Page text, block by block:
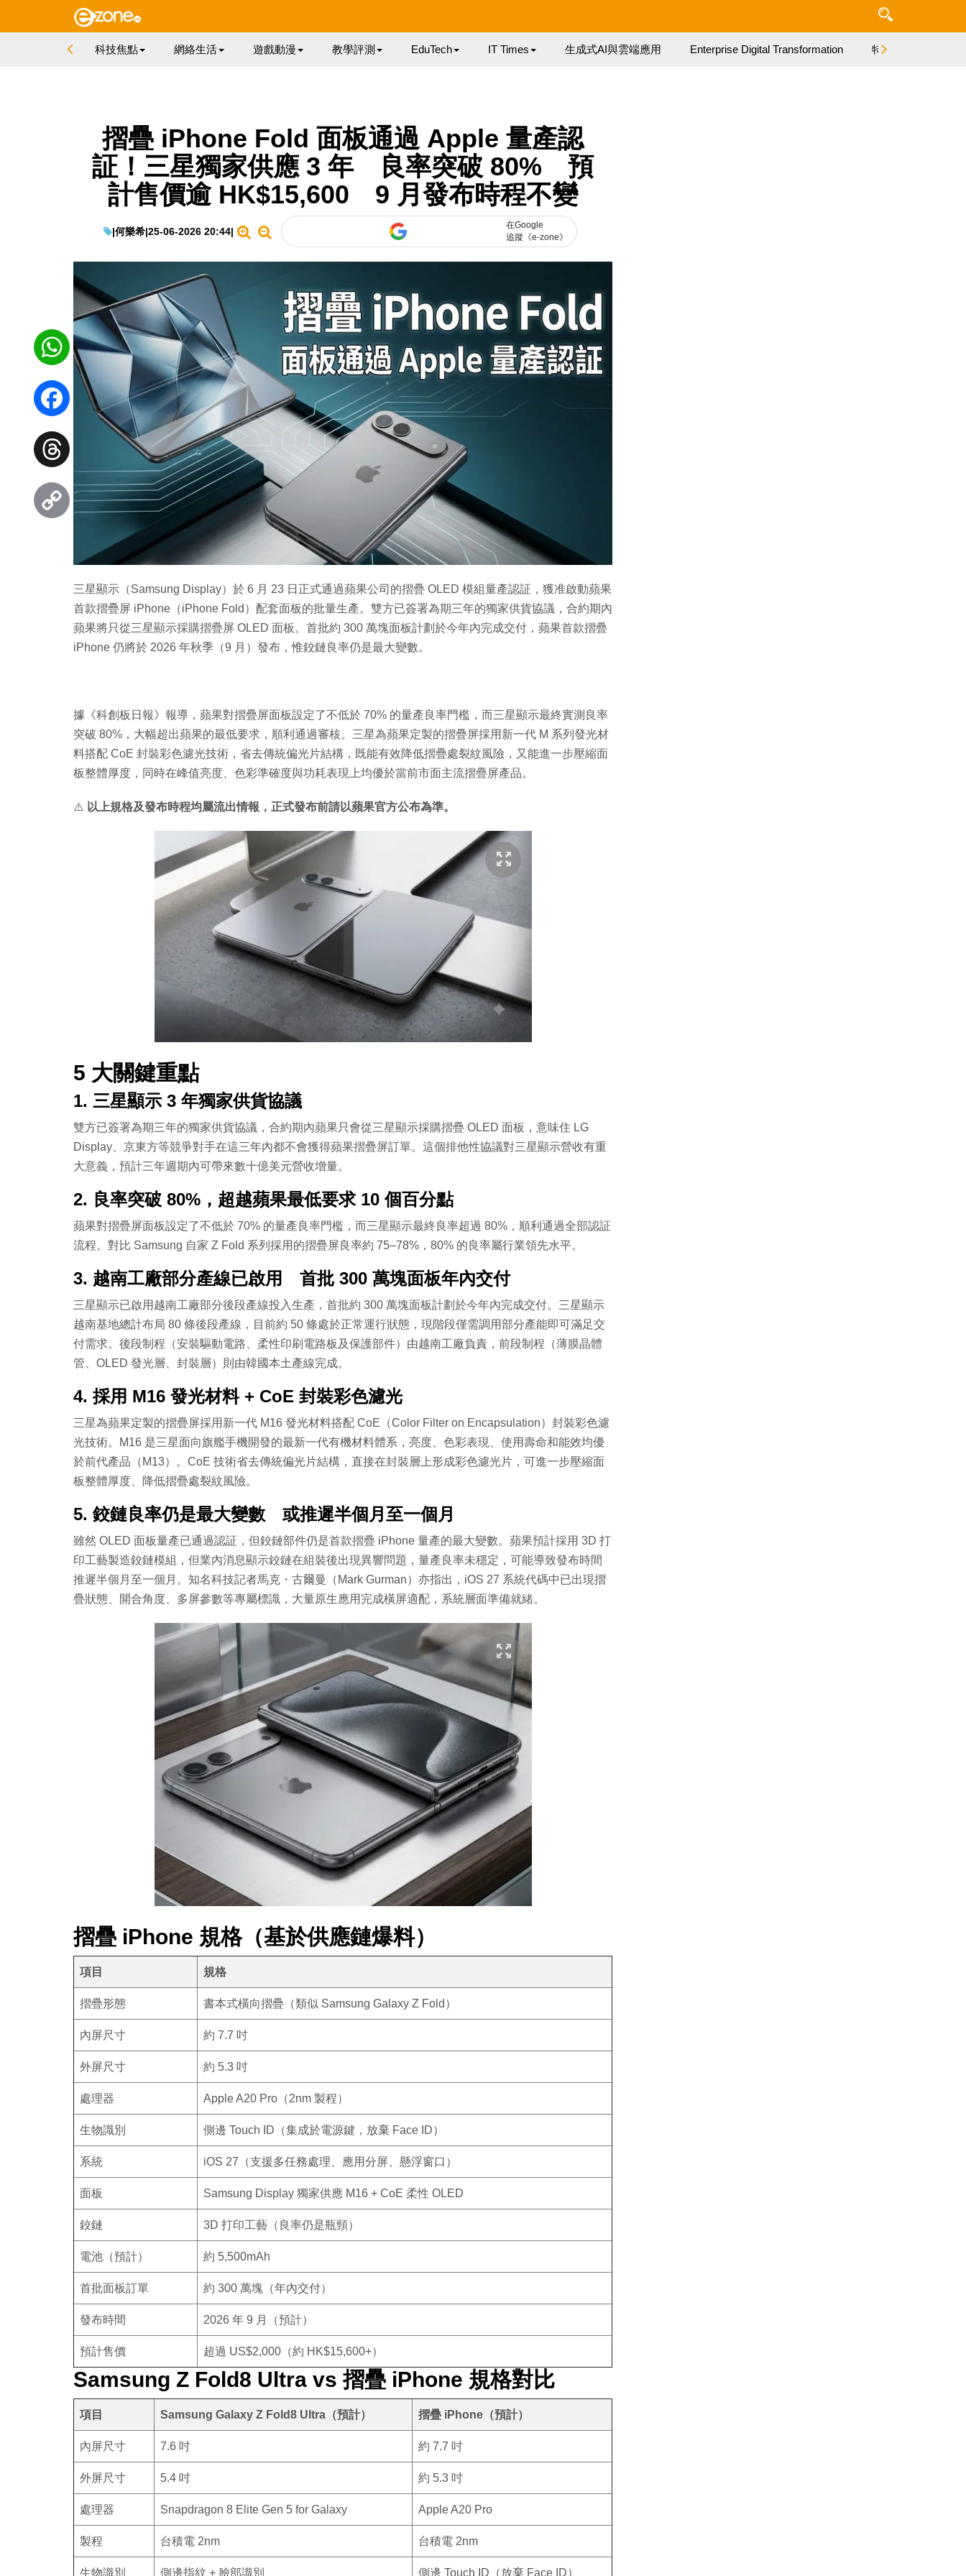
科技焦點 網絡生活 遊戲動漫 教學評測 EduTech IT Times 生成式AI與雲端應用 Enterprise Digital Transformation 特集
摺疊 iPhone Fold 面板通過 Apple 量產認
証！三星獨家供應 3 年 良率突破 80% 預
計售價逾 HK$15,600 9 月發布時程不變
|何樂希|25-06-2026 20:44|
在Google
追蹤《e-zone》
三星顯示（Samsung Display）於 6 月 23 日正式通過蘋果公司的摺疊 OLED 模組量產認証，獲准啟動蘋果
首款摺疊屏 iPhone（iPhone Fold）配套面板的批量生產。雙方已簽署為期三年的獨家供貨協議，合約期內
蘋果將只從三星顯示採購摺疊屏 OLED 面板。首批約 300 萬塊面板計劃於今年內完成交付，蘋果首款摺疊
iPhone 仍將於 2026 年秋季（9 月）發布，惟鉸鏈良率仍是最大變數。
據《科創板日報》報導，蘋果對摺疊屏面板設定了不低於 70% 的量產良率門檻，而三星顯示最終實測良率
突破 80%，大幅超出蘋果的最低要求，順利通過審核。三星為蘋果定製的摺疊屏採用新一代 M 系列發光材
料搭配 CoE 封裝彩色濾光技術，省去傳統偏光片結構，既能有效降低摺疊處裂紋風險，又能進一步壓縮面
板整體厚度，同時在峰值亮度、色彩準確度與功耗表現上均優於當前市面主流摺疊屏產品。
⚠️ 以上規格及發布時程均屬流出情報，正式發布前請以蘋果官方公布為準。
5 大關鍵重點
1. 三星顯示 3 年獨家供貨協議
雙方已簽署為期三年的獨家供貨協議，合約期內蘋果只會從三星顯示採購摺疊 OLED 面板，意味住 LG
Display、京東方等競爭對手在這三年內都不會獲得蘋果摺疊屏訂單。這個排他性協議對三星顯示營收有重
大意義，預計三年週期內可帶來數十億美元營收增量。
2. 良率突破 80%，超越蘋果最低要求 10 個百分點
蘋果對摺疊屏面板設定了不低於 70% 的量產良率門檻，而三星顯示最終良率超過 80%，順利通過全部認証
流程。對比 Samsung 自家 Z Fold 系列採用的摺疊屏良率約 75–78%，80% 的良率屬行業領先水平。
3. 越南工廠部分產線已啟用 首批 300 萬塊面板年內交付
三星顯示已啟用越南工廠部分後段產線投入生產，首批約 300 萬塊面板計劃於今年內完成交付。三星顯示
越南基地總計布局 80 條後段產線，目前約 50 條處於正常運行狀態，現階段僅需調用部分產能即可滿足交
付需求。後段制程（安裝驅動電路、柔性印刷電路板及保護部件）由越南工廠負責，前段制程（薄膜晶體
管、OLED 發光層、封裝層）則由韓國本土產線完成。
4. 採用 M16 發光材料 + CoE 封裝彩色濾光
三星為蘋果定製的摺疊屏採用新一代 M16 發光材料搭配 CoE（Color Filter on Encapsulation）封裝彩色濾
光技術。M16 是三星面向旗艦手機開發的最新一代有機材料體系，亮度、色彩表現、使用壽命和能效均優
於前代產品（M13）。CoE 技術省去傳統偏光片結構，直接在封裝層上形成彩色濾光片，可進一步壓縮面
板整體厚度、降低摺疊處裂紋風險。
5. 鉸鏈良率仍是最大變數 或推遲半個月至一個月
雖然 OLED 面板量產已通過認証，但鉸鏈部件仍是首款摺疊 iPhone 量產的最大變數。蘋果預計採用 3D 打
印工藝製造鉸鏈模組，但業內消息顯示鉸鏈在組裝後出現異響問題，量產良率未穩定，可能導致發布時間
推遲半個月至一個月。知名科技記者馬克・古爾曼（Mark Gurman）亦指出，iOS 27 系統代碼中已出現摺
疊狀態、開合角度、多屏參數等專屬標識，大量原生應用完成橫屏適配，系統層面準備就緒。
摺疊 iPhone 規格（基於供應鏈爆料）
項目 規格
摺疊形態 書本式橫向摺疊（類似 Samsung Galaxy Z Fold）
內屏尺寸 約 7.7 吋
外屏尺寸 約 5.3 吋
處理器 Apple A20 Pro（2nm 製程）
生物識別 側邊 Touch ID（集成於電源鍵，放棄 Face ID）
系統 iOS 27（支援多任務處理、應用分屏、懸浮窗口）
面板 Samsung Display 獨家供應 M16 + CoE 柔性 OLED
鉸鏈 3D 打印工藝（良率仍是瓶頸）
電池（預計） 約 5,500mAh
首批面板訂單 約 300 萬塊（年內交付）
發布時間 2026 年 9 月（預計）
預計售價 超過 US$2,000（約 HK$15,600+）
Samsung Z Fold8 Ultra vs 摺疊 iPhone 規格對比
項目 Samsung Galaxy Z Fold8 Ultra（預計） 摺疊 iPhone（預計）
內屏尺寸 7.6 吋 約 7.7 吋
外屏尺寸 5.4 吋 約 5.3 吋
處理器 Snapdragon 8 Elite Gen 5 for Galaxy Apple A20 Pro
製程 台積電 2nm 台積電 2nm
生物識別 側邊指紋 + 臉部識別 側邊 Touch ID（放棄 Face ID）
WhatsApp
Facebook
Threads
Link